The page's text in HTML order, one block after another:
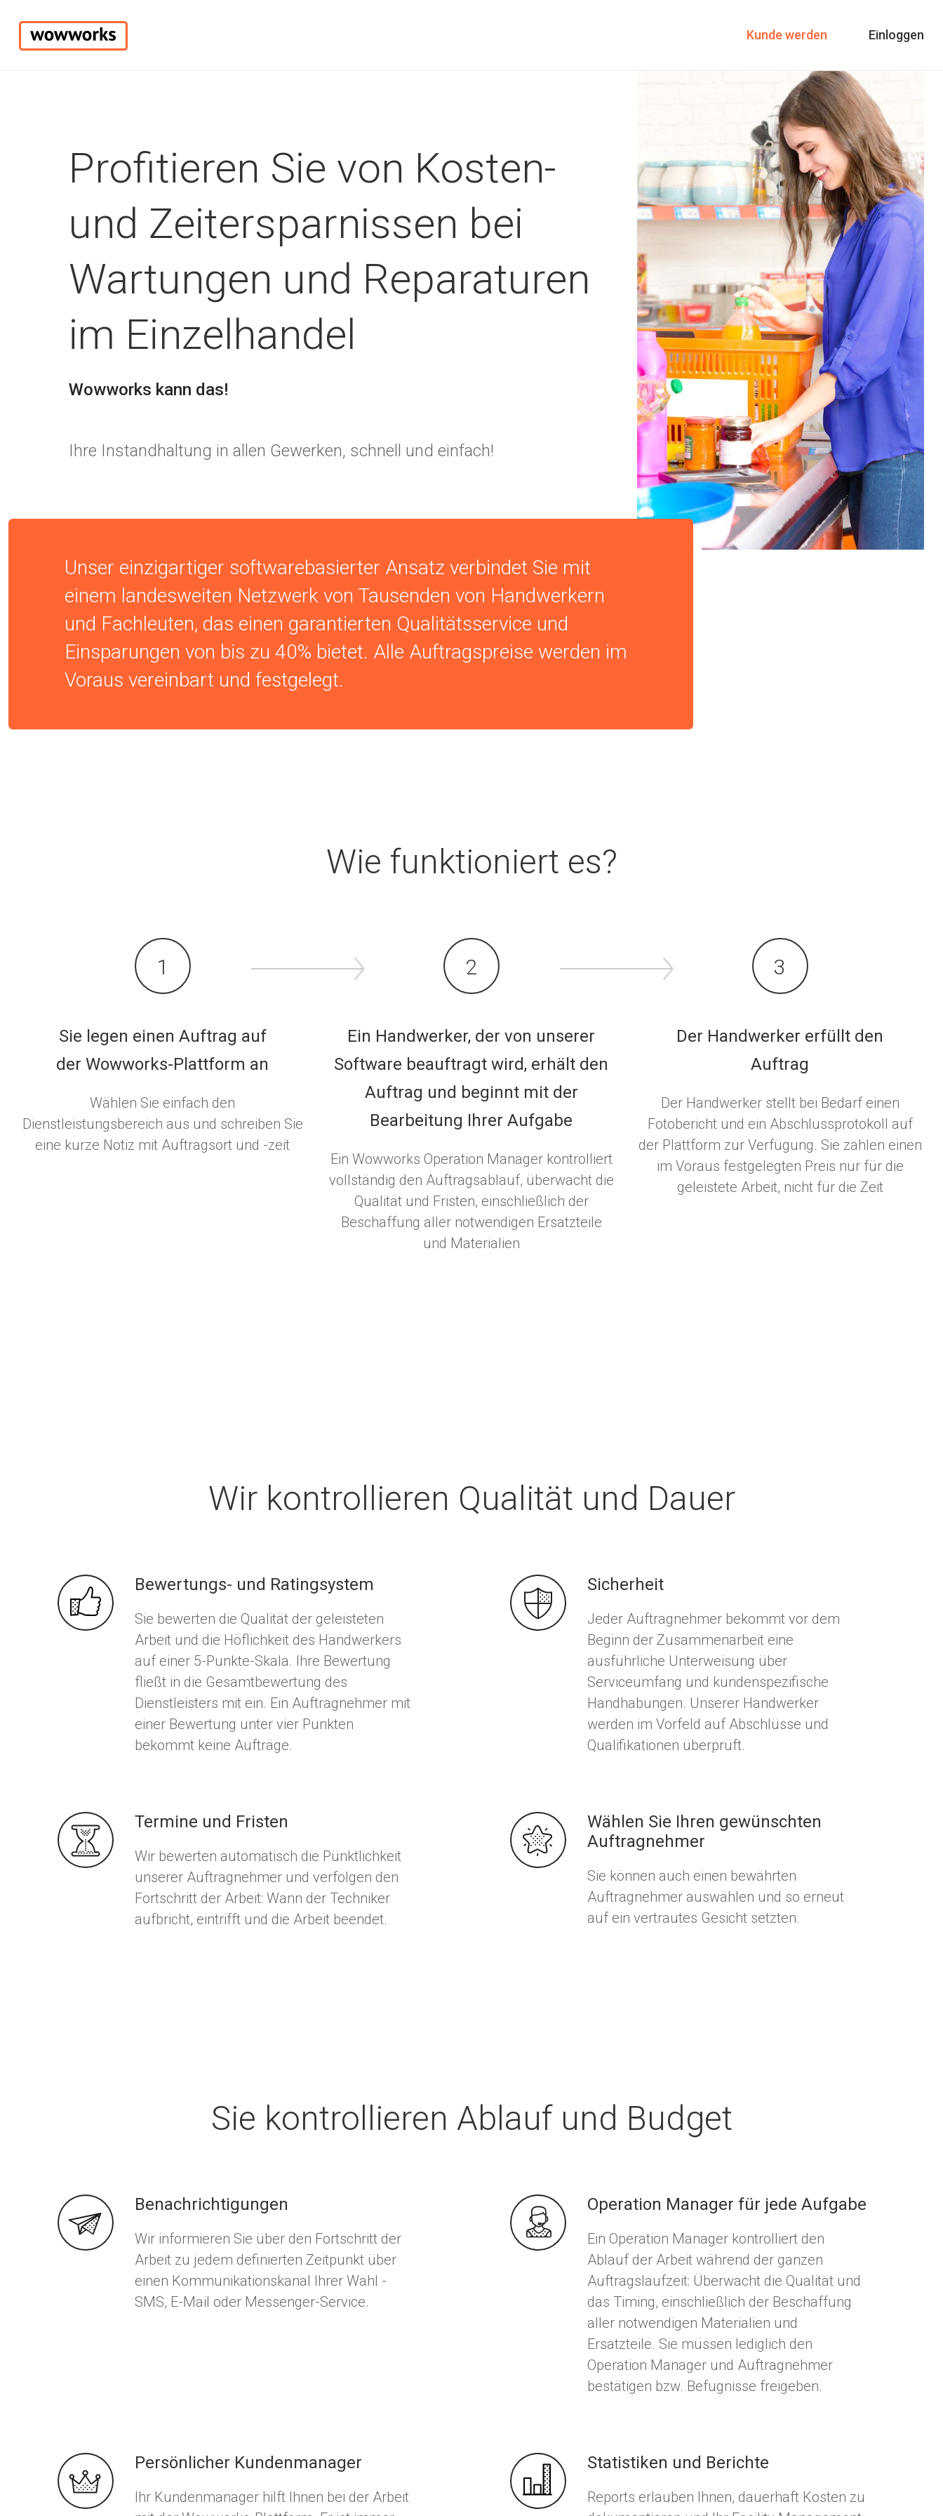
Einloggen
Kunde werden
Profitieren Sie von Kosten-
und Zeitersparnissen bei
Wartungen und Reparaturen
im Einzelhandel
Wowworks kann das!
Ihre Instandhaltung in allen Gewerken, schnell und einfach!
Unser einzigartiger softwarebasierter Ansatz verbindet Sie mit
einem landesweiten Netzwerk von Tausenden von Handwerkern
und Fachleuten, das einen garantierten Qualitätsservice und
Einsparungen von bis zu 40% bietet. Alle Auftragspreise werden im
Voraus vereinbart und festgelegt.
Wie funktioniert es?
1
Sie legen einen Auftrag auf
der Wowworks-Plattform an
Wählen Sie einfach den
Dienstleistungsbereich aus und schreiben Sie
eine kurze Notiz mit Auftragsort und -zeit
2
Ein Handwerker, der von unserer
Software beauftragt wird, erhält den
Auftrag und beginnt mit der
Bearbeitung Ihrer Aufgabe
Ein Wowworks Operation Manager kontrolliert
vollständig den Auftragsablauf, überwacht die
Qualität und Fristen, einschließlich der
Beschaffung aller notwendigen Ersatzteile
und Materialien
3
Der Handwerker erfüllt den
Auftrag
Der Handwerker stellt bei Bedarf einen
Fotobericht und ein Abschlussprotokoll auf
der Plattform zur Verfügung. Sie zahlen einen
im Voraus festgelegten Preis nur für die
geleistete Arbeit, nicht für die Zeit
Wir kontrollieren Qualität und Dauer
Bewertungs- und Ratingsystem
Sie bewerten die Qualität der geleisteten
Arbeit und die Höflichkeit des Handwerkers
auf einer 5-Punkte-Skala. Ihre Bewertung
fließt in die Gesamtbewertung des
Dienstleisters mit ein. Ein Auftragnehmer mit
einer Bewertung unter vier Punkten
bekommt keine Aufträge.
Sicherheit
Jeder Auftragnehmer bekommt vor dem
Beginn der Zusammenarbeit eine
ausführliche Unterweisung über
Serviceumfang und kundenspezifische
Handhabungen. Unserer Handwerker
werden im Vorfeld auf Abschlüsse und
Qualifikationen überprüft.
Termine und Fristen
Wir bewerten automatisch die Pünktlichkeit
unserer Auftragnehmer und verfolgen den
Fortschritt der Arbeit: Wann der Techniker
aufbricht, eintrifft und die Arbeit beendet.
Wählen Sie Ihren gewünschten
Auftragnehmer
Sie können auch einen bewährten
Auftragnehmer auswählen und so erneut
auf ein vertrautes Gesicht setzten.
Sie kontrollieren Ablauf und Budget
Benachrichtigungen
Wir informieren Sie über den Fortschritt der
Arbeit zu jedem definierten Zeitpunkt über
einen Kommunikationskanal Ihrer Wahl -
SMS, E-Mail oder Messenger-Service.
Operation Manager für jede Aufgabe
Ein Operation Manager kontrolliert den
Ablauf der Arbeit während der ganzen
Auftragslaufzeit: Überwacht die Qualität und
das Timing, einschließlich der Beschaffung
aller notwendigen Materialien und
Ersatzteile. Sie müssen lediglich den
Operation Manager und Auftragnehmer
bestätigen bzw. Befugnisse freigeben.
Persönlicher Kundenmanager
Ihr Kundenmanager hilft Ihnen bei der Arbeit
Statistiken und Berichte
Reports erlauben Ihnen, dauerhaft Kosten zu